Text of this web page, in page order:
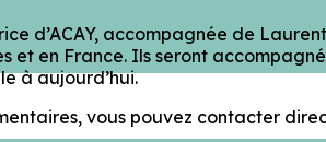
d’ACAY, accompagnée de
et en France. Ils seront
à aujourd’hui.
vous pouvez contacter